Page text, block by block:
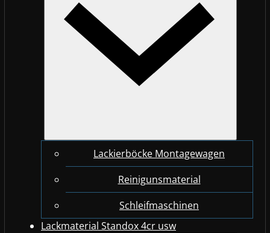
Lackierböcke Montagewagen
Reinigunsmaterial
Schleifmaschinen
Lackmaterial Standox 4cr usw